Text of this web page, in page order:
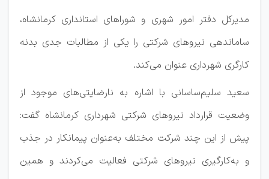
مدیرکل دفتر امور شهری و شوراهای استانداری کرمانشاه،
ساماندهی نیروهای شرکتی را یکی از مطالبات جدی بدنه
کارگری شهرداری عنوان می‌کند.
سعید سلیم‌ساسانی با اشاره به نارضایتی‌های موجود از
وضعیت قرارداد نیروهای شرکتی شهرداری کرمانشاه گفت:
پیش از این چند شرکت مختلف به‌عنوان پیمانکار در جذب
و به‌کارگیری نیروهای شرکتی فعالیت می‌کردند و همین